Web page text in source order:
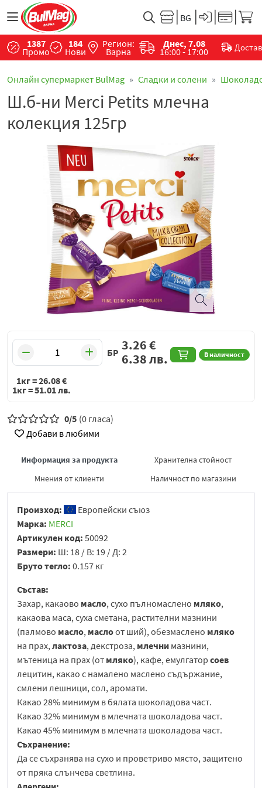
1387
Промо
184
Нови
Регион:
Варна
Днес, 7.08
16:00 - 17:00
Онлайн супермаркет BulMag Сладки и солени
Ш.б-ни Merci Petits млечна
колекция 125гр
БР В наличност
3.26€
6.38лв.
1кг =26.08€
1кг =51.01лв.
0/5 (0 гласа)
Добави в любими
Информация за продукта
Хранителна стойност
Мнения от клиенти
Наличност по магазини
Произход:
Европейски съюз
Марка: MERCI
Артикулен код: 50092
Размери: Ш: 18 / В: 19 / Д: 2
Бруто тегло: 0.157 кг
Състав:
Захар, какаово масло, сухо пълномаслено мляко,
какаова маса, суха сметана, растителни мазнини
(палмово масло, маслоот ший), обезмаслено мляко
на прах,лактоза, декстроза, млечни мазнини,
мътеница на прах (от мляко), кафе, емулгатор соев
лецитин, какао с намалено маслено съдържание,
смлени лешници, сол, аромати.
Какао 28% минимум в бялата шоколадова част.
Какао 32% минимум в млечната шоколадова част.
Какао 45% минимум в млечната шоколадова част.
Съхранение:
Да се съхранява на сухо и проветриво място, защитено
от пряка слънчева светлина.